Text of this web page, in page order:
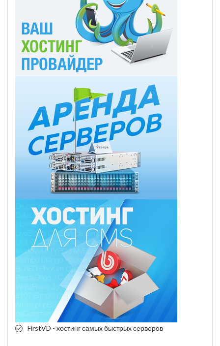
FirstVD - хостинг самых быстрых серверов